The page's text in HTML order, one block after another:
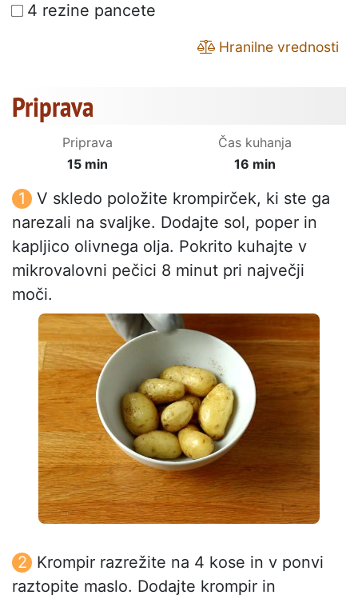
4 rezine pancete
Hranilne vrednosti
Priprava
Priprava
15 min
Čas kuhanja
16 min
V skledo položite krompirček, ki ste ga
narezali na svaljke. Dodajte sol, poper in
kapljico olivnega olja. Pokrito kuhajte v
mikrovalovni pečici 8 minut pri največji
moči.
Krompir razrežite na 4 kose in v ponvi
raztopite maslo. Dodajte krompir in